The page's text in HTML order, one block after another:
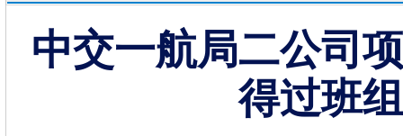
中交一航局二公司
得过班